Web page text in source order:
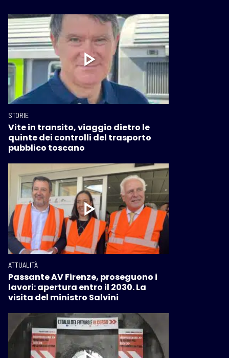
STORIE
Vite in transito, viaggio dietro le
quinte dei controlli del trasporto
pubblico toscano
ATTUALITÀ
Passante AV Firenze, proseguono i
lavori: apertura entro il 2030. La
visita del ministro Salvini